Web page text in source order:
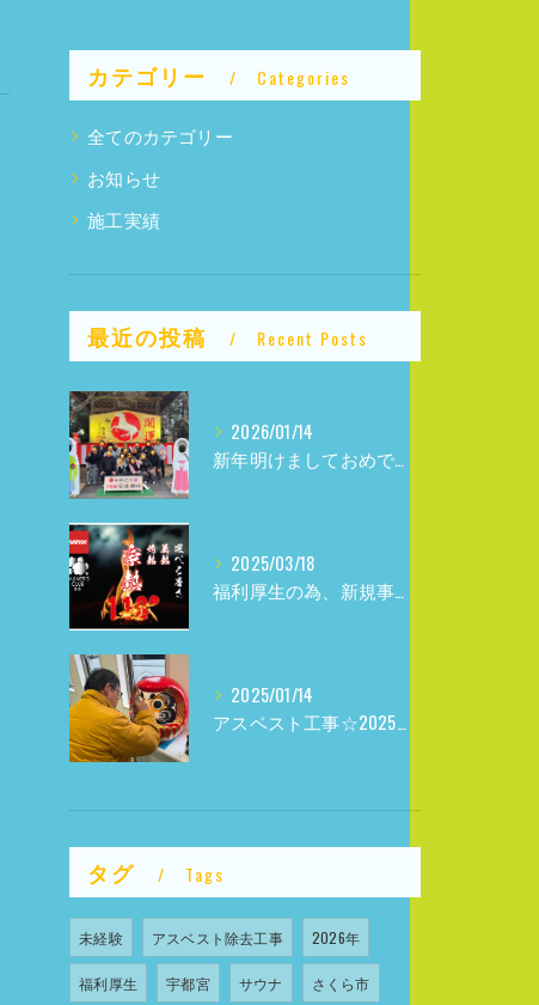
カテゴリー Categories
全てのカテゴリー
お知らせ
施工実績
最近の投稿 Recent Posts
2026/01/14
新年明けましておめでとうございます！！
2025/03/18
福利厚生の為、新規事業参入しました
2025/01/14
アスベスト工事☆2025年☆
タグ Tags
未経験 アスベスト除去工事 2026年
福利厚生 宇都宮 サウナ さくら市